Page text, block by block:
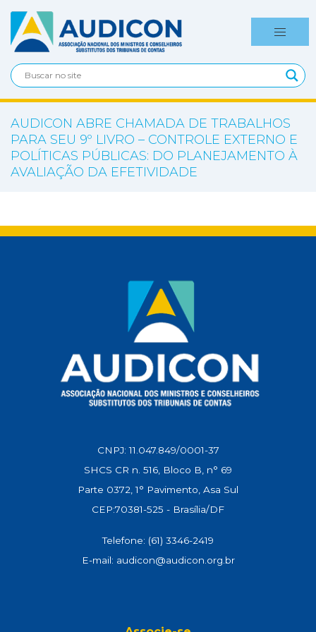
AUDICON ABRE CHAMADA DE TRABALHOS
PARA SEU 9º LIVRO – CONTROLE EXTERNO E
POLÍTICAS PÚBLICAS: DO PLANEJAMENTO À
AVALIAÇÃO DA EFETIVIDADE
CNPJ: 11.047.849/0001-37
SHCS CR n. 516, Bloco B, n° 69
Parte 0372, 1° Pavimento, Asa Sul
CEP:70381-525 - Brasília/DF
Telefone: (61) 3346-2419
E-mail: audicon@audicon.org.br